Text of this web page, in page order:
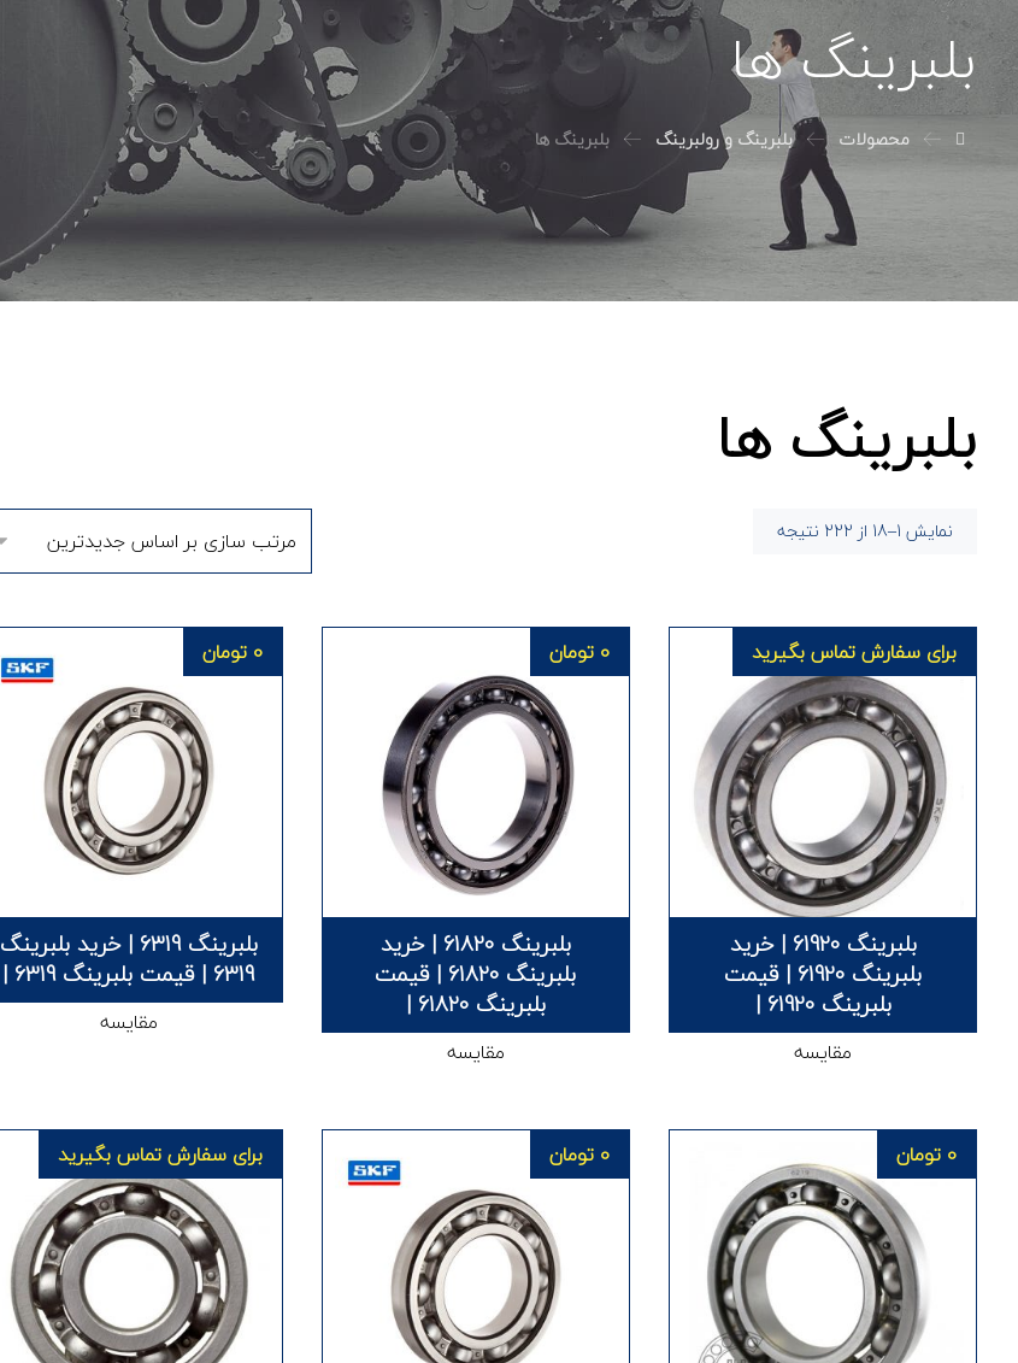
بلبرینگ ها
محصولات بلبرینگ و رولبرینگ بلبرینگ ها
بلبرینگ ها
نمایش 1–18 از 222 نتیجه
بلبرینگ 61920 | خرید
بلبرینگ 61920 | قیمت
بلبرینگ 61920 |
برای سفارش تماس بگیرید
مقایسه
بلبرینگ 61820 | خرید
بلبرینگ 61820 | قیمت
بلبرینگ 61820 |
0 تومان
مقایسه
بلبرینگ 6319 | خرید بلبرینگ
6319 | قیمت بلبرینگ 6319 |
0 تومان
مقایسه
0 تومان 0 تومان برای سفارش تماس بگیرید